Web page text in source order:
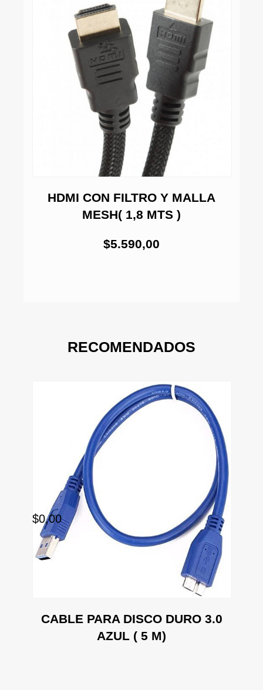
HDMI CON FILTRO Y MALLA
MESH( 1,8 MTS )
$5.590,00
RECOMENDADOS
CABLE PARA DISCO DURO 3.0
AZUL ( 5 M)
$0,00